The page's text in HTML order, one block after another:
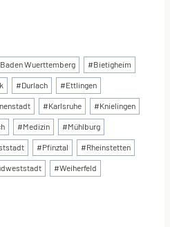
Baden Wuerttemberg #Bietigheim
#Durlach #Ettlingen
#Karlsruhe #Knielingen
#Medizin #Mühlburg
#Pfinztal #Rheinstetten
#Weiherfeld